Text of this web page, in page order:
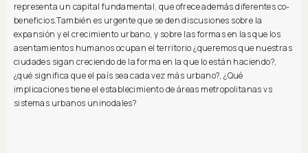
representa un capital fundamental, que ofrece además diferentes co-
beneficios.También es urgente que se den discusiones sobre la
expansión y el crecimiento urbano, y sobre las formas en las que los
asentamientos humanos ocupan el territorio ¿queremos que nuestras
ciudades sigan creciendo de la forma en la que lo están haciendo?,
¿qué significa que el país sea cada vez más urbano?, ¿Qué
implicaciones tiene el establecimiento de áreas metropolitanas vs
sistemas urbanos uninodales?